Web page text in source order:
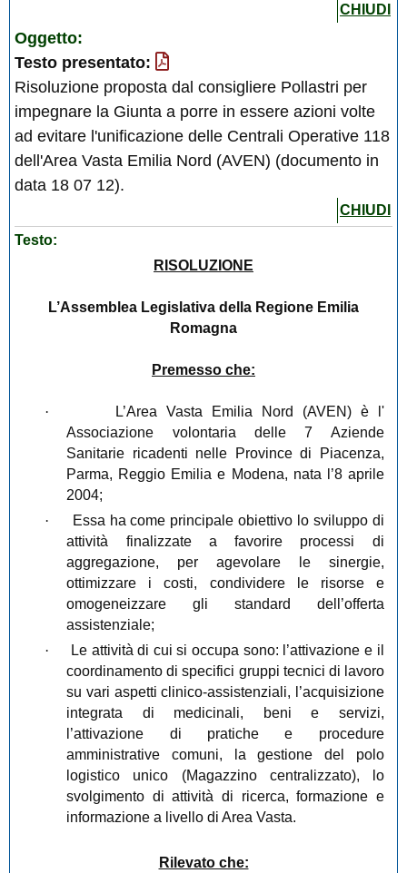
CHIUDI
Oggetto:
Testo presentato:
Risoluzione proposta dal consigliere Pollastri per
impegnare la Giunta a porre in essere azioni volte
ad evitare l'unificazione delle Centrali Operative 118
dell'Area Vasta Emilia Nord (AVEN) (documento in
data 18 07 12).
CHIUDI
Testo:
RISOLUZIONE
L’Assemblea Legislativa della Regione Emilia
Romagna
Premesso che:
·
L’Area Vasta Emilia Nord (AVEN) è l'
Associazione volontaria delle 7 Aziende
Sanitarie ricadenti nelle Province di Piacenza,
Parma, Reggio Emilia e Modena, nata l’8 aprile
2004;
·
Essa ha come principale obiettivo lo sviluppo di
attività finalizzate a favorire processi di
aggregazione, per agevolare le sinergie,
ottimizzare i costi, condividere le risorse e
omogeneizzare gli standard dell’offerta
assistenziale;
·
Le attività di cui si occupa sono: l’attivazione e il
coordinamento di specifici gruppi tecnici di lavoro
su vari aspetti clinico-assistenziali, l’acquisizione
integrata di medicinali, beni e servizi,
l’attivazione di pratiche e procedure
amministrative comuni, la gestione del polo
logistico unico (Magazzino centralizzato), lo
svolgimento di attività di ricerca, formazione e
informazione a livello di Area Vasta.
Rilevato che: